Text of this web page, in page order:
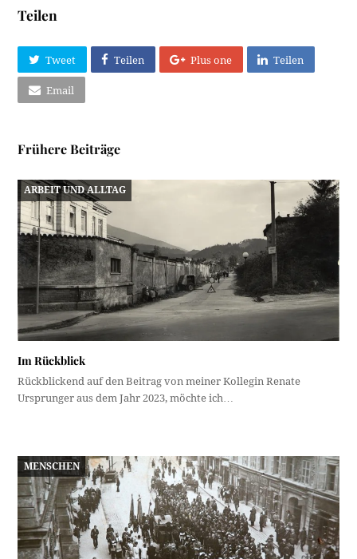
Teilen
Tweet Teilen Plus one Teilen
Email
Frühere Beiträge
ARBEIT UND ALLTAG
Im Rückblick
Rückblickend auf den Beitrag von meiner Kollegin Renate
Ursprunger aus dem Jahr 2023, möchte ich…
MENSCHEN